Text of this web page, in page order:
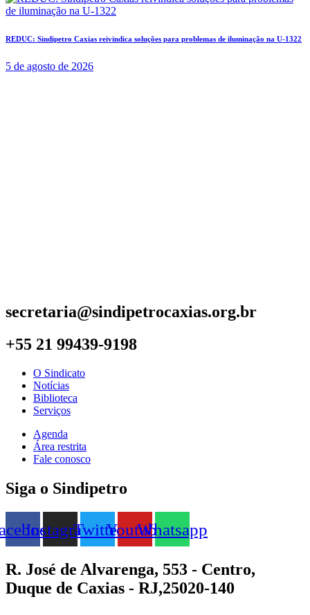
REDUC: Sindipetro Caxias reivindica soluções para problemas de iluminação na U-1322
5 de agosto de 2026
secretaria@sindipetrocaxias.org.br
+55 21 99439-9198
O Sindicato
Notícias
Biblioteca
Serviços
Agenda
Área restrita
Fale conosco
Siga o Sindipetro
InstagramTwitterYoutubeWhatsapp
R. José de Alvarenga, 553 - Centro,
Duque de Caxias - RJ,25020-140